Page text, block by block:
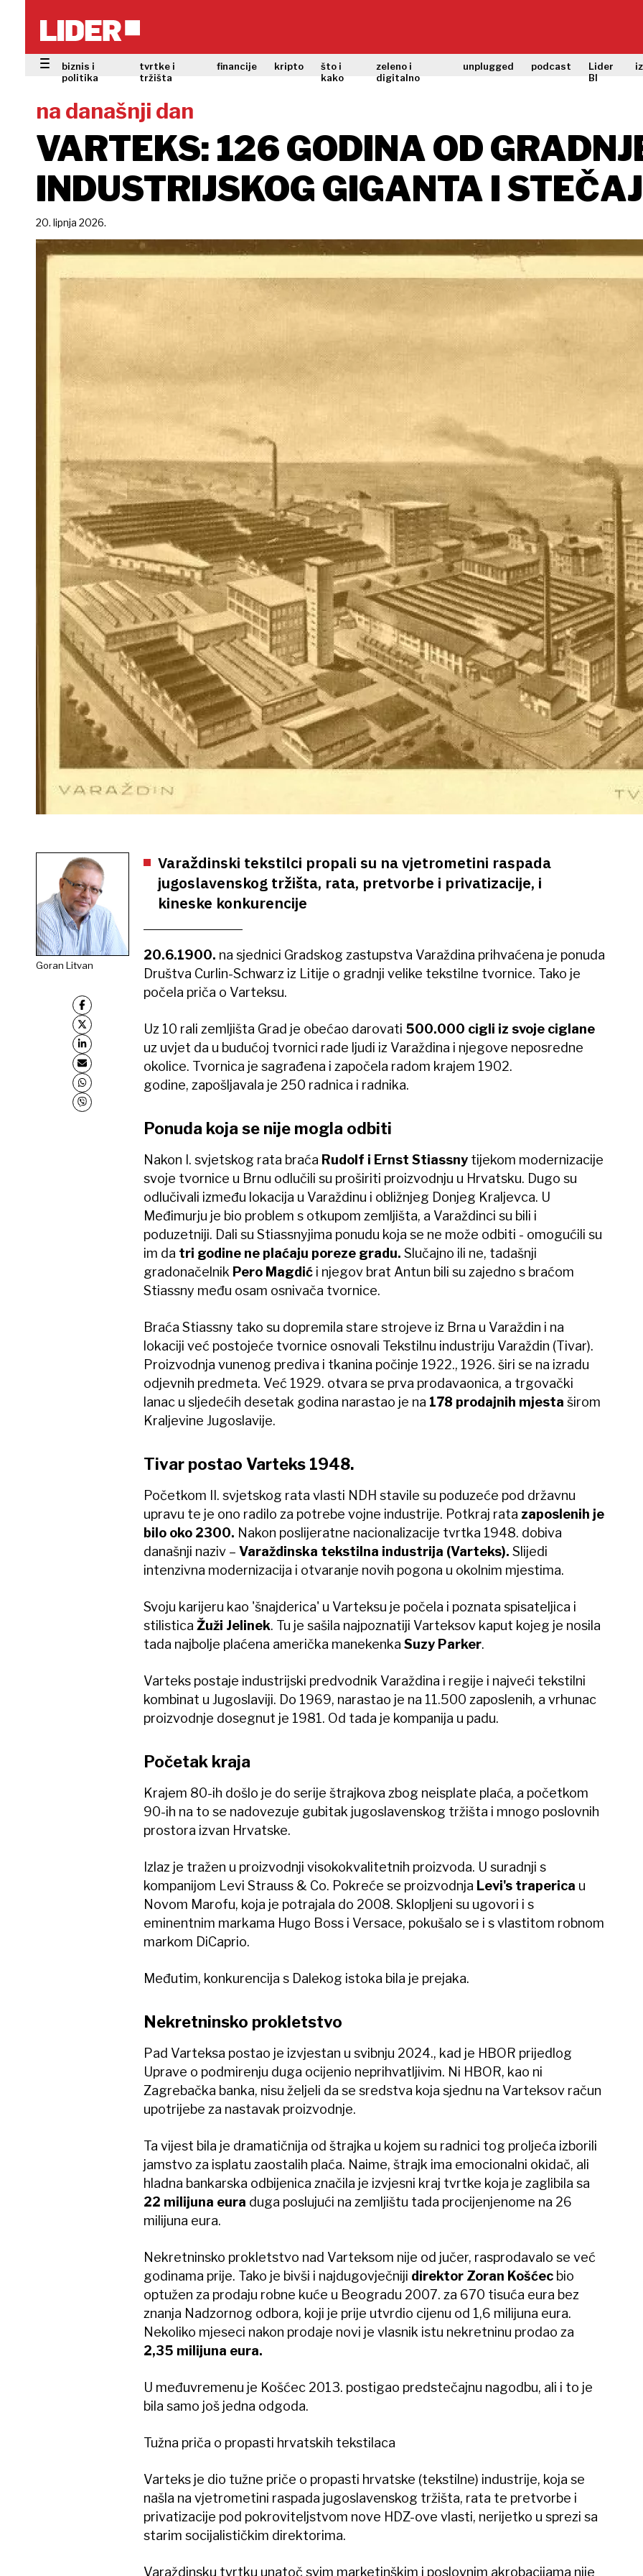
biznis i
politika
tvrtke i
tržišta
financije kripto
što i
kako
zeleno i
digitalno
unplugged podcast
Lider
BI
na današnji dan
VARTEKS: 126 GODINA OD
INDUSTRIJSKOG GIGANTA I
20. lipnja 2026.
Goran Litvan
Varaždinski tekstilci propali su na vjetrometini raspada
jugoslavenskog tržišta, rata, pretvorbe i privatizacije, i
kineske konkurencije
20.6.1900. na sjednici Gradskog zastupstva Varaždina prihvaćena je ponuda
Društva Curlin-Schwarz iz Litije o gradnji velike tekstilne tvornice. Tako je
počela priča o Varteksu.
Uz 10 rali zemljišta Grad je obećao darovati 500.000 cigli iz svoje ciglane
uz uvjet da u budućoj tvornici rade ljudi iz Varaždina i njegove neposredne
okolice. Tvornica je sagrađena i započela radom krajem 1902.
godine, zapošljavala je 250 radnica i radnika.
Ponuda koja se nije mogla odbiti
Nakon I. svjetskog rata braća Rudolf i Ernst Stiassnytijekom modernizacije
svoje tvornice u Brnu odlučili su proširiti proizvodnju u Hrvatsku. Dugo su
odlučivali između lokacija u Varaždinu i obližnjeg Donjeg Kraljevca. U
Međimurju je bio problem s otkupom zemljišta, a Varaždinci su bili i
poduzetniji. Dali su Stiassnyjima ponudu koja se ne može odbiti - omogućili su
im da tri godine ne plaćaju poreze gradu. Slučajno ili ne, tadašnji
gradonačelnik Pero Magdići njegov brat Antun bili su zajedno s braćom
Stiassny među osam osnivača tvornice.
Braća Stiassny tako su dopremila stare strojeve iz Brna u Varaždin i na
lokaciji već postojeće tvornice osnovali Tekstilnu industriju Varaždin (Tivar).
Proizvodnja vunenog prediva i tkanina počinje 1922., 1926. širi se na izradu
odjevnih predmeta. Već 1929. otvara se prva prodavaonica, a trgovački
lanac u sljedećih desetak godina narastao je na 178 prodajnih mjesta širom
Kraljevine Jugoslavije.
Tivar postao Varteks 1948.
Početkom II. svjetskog rata vlasti NDH stavile su poduzeće pod državnu
upravu te je ono radilo za potrebe vojne industrije. Potkraj rata zaposlenih je
bilo oko 2300. Nakon poslijeratne nacionalizacije tvrtka 1948. dobiva
današnji naziv – Varaždinska tekstilna industrija (Varteks). Slijedi
intenzivna modernizacija i otvaranje novih pogona u okolnim mjestima.
Svoju karijeru kao 'šnajderica' u Varteksu je počela i poznata spisateljica i
stilistica Žuži Jelinek. Tu je sašila najpoznatiji Varteksov kaput kojeg je nosila
tada najbolje plaćena američka manekenka Suzy Parker.
Varteks postaje industrijski predvodnik Varaždina i regije i najveći tekstilni
kombinat u Jugoslaviji. Do 1969, narastao je na 11.500 zaposlenih, a vrhunac
proizvodnje dosegnut je 1981. Od tada je kompanija u padu.
Početak kraja
Krajem 80-ih došlo je do serije štrajkova zbog neisplate plaća, a početkom
90-ih na to se nadovezuje gubitak jugoslavenskog tržišta i mnogo poslovnih
prostora izvan Hrvatske.
Izlaz je tražen u proizvodnji visokokvalitetnih proizvoda. U suradnji s
kompanijom Levi Strauss & Co. Pokreće se proizvodnja Levi's traperica u
Novom Marofu, koja je potrajala do 2008. Sklopljeni su ugovori i s
eminentnim markama Hugo Boss i Versace, pokušalo se i s vlastitom robnom
markom DiCaprio.
Međutim, konkurencija s Dalekog istoka bila je prejaka.
Nekretninsko prokletstvo
Pad Varteksa postao je izvjestan u svibnju 2024., kad je HBOR prijedlog
Uprave o podmirenju duga ocijenio neprihvatljivim. Ni HBOR, kao ni
Zagrebačka banka, nisu željeli da se sredstva koja sjednu na ​Varteksov račun
upotrijebe za nastavak proizvodnje.
Ta vijest bila je dramatičnija od štrajka u kojem su radnici tog proljeća izborili
jamstvo za isplatu zaostalih plaća. Naime, štrajk ima emocionalni okidač, ali
hladna bankarska odbijenica značila je izvjesni kraj tvrtke koja je zaglibila sa
22 milijuna eura duga poslujući na zemljištu tada procijenjenome na 26
milijuna eura.
Nekretninsko prokletstvo nad Varteksom nije od jučer, rasprodavalo se već
godinama prije. Tako je bivši i najdugovječniji direktor Zoran Košćecbio
optužen za prodaju robne kuće u Beogradu 2007. za 670 tisuća eura bez
znanja Nadzornog odbora, koji je prije utvrdio cijenu od 1,6 milijuna eura.
Nekoliko mjeseci nakon prodaje novi je vlasnik istu nekretninu prodao za
2,35 milijuna eura.
U međuvremenu je Košćec 2013. postigao predstečajnu nagodbu, ali i to je
bila samo još jedna odgoda.
Tužna priča o propasti hrvatskih tekstilaca
Varteks je dio tužne priče o propasti hrvatske (tekstilne) industrije, koja se
našla na vjetrometini raspada jugoslavenskog tržišta, rata te pretvorbe i
privatizacije pod pokroviteljstvom nove HDZ-ove vlasti, nerijetko u sprezi sa
starim socijalističkim direktorima.
Varaždinsku tvrtku unatoč svim marketinškim i poslovnim akrobacijama nije